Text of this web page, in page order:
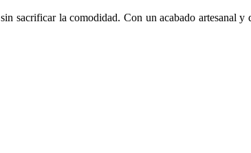
sacrificar la comodidad. Con un acabado artesanal y